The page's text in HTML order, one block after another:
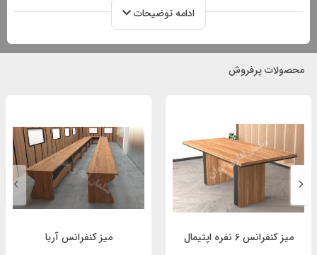
این محصول با طراحی خاص و منحصر به فرد می تواند جذابیت خاصی برای
دکوراسیون اداری محیط مورد نظر شما ایجاد نماید.میز کنفرانس مدل
هارمونی از متریال MDF با کیفیت درجه یک تولید می گردد.
ادامه توضیحات
محصولات پرفروش
میز کنفرانس 6 نفره اپتیمال میز کنفرانس آریا